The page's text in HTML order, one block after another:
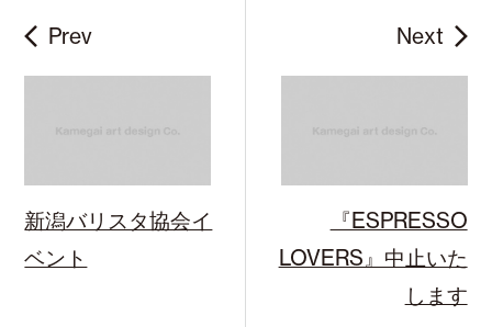
c
Prev
新潟バリスタ協会イ
ベント
Next
『ESPRESSO
LOVERS』中止いた
します